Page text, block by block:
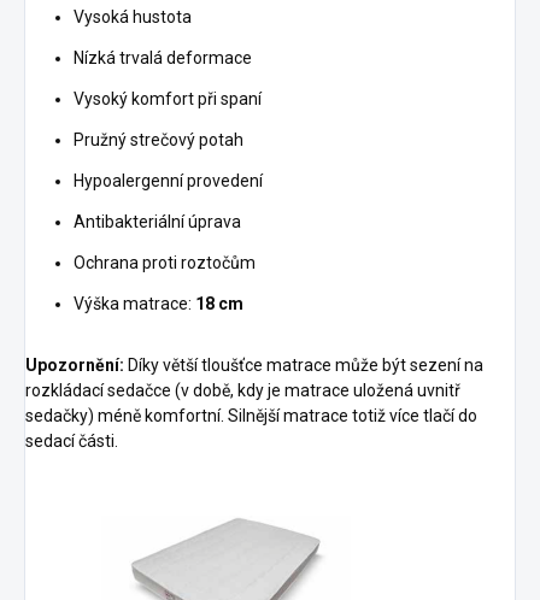
Vysoká hustota
Nízká trvalá deformace
Vysoký komfort při spaní
Pružný strečový potah
Hypoalergenní provedení
Antibakteriální úprava
Ochrana proti roztočům
Výška matrace: 18 cm
Upozornění: Díky větší tloušťce matrace může být sezení na
rozkládací sedačce (v době, kdy je matrace uložená uvnitř
sedačky) méně komfortní. Silnější matrace totiž více tlačí do
sedací části.